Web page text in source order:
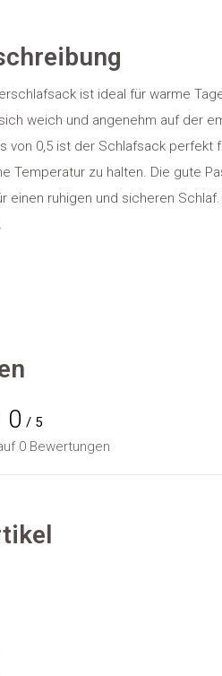
ist ideal für warme
weich und angenehm auf der
von 0,5 ist der Schlafsack
Temperatur zu halten. Die gute
einen ruhigen und sicheren
0 / 5
0 Bewertungen